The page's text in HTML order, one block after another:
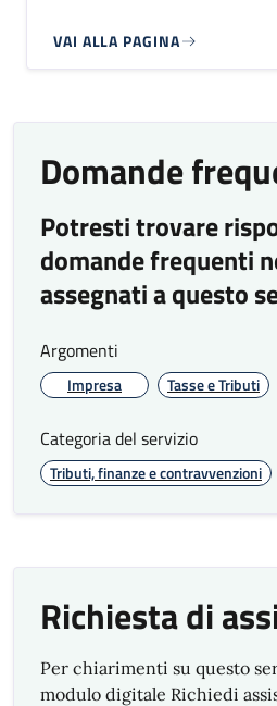
VAI ALLA PAGINA
Domande
Potresti trovare
domande frequenti
assegnati a questo
Argomenti
Impresa Tasse e Tributi
Categoria del servizio
Tributi, finanze e contravvenzioni
Richiesta di
Per chiarimenti su questo
modulo digitale Richiedi